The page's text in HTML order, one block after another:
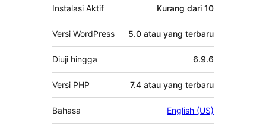
Instalasi Aktif Kurang dari 10
Versi WordPress 5.0 atau yang terbaru
Diuji hingga 6.9.6
Versi PHP 7.4 atau yang terbaru
Bahasa English (US)